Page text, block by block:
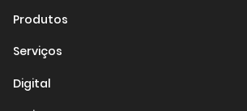
Produtos
Serviços
Digital